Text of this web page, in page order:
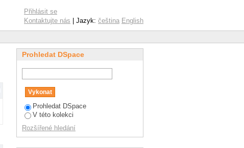
Přihlásit se
Kontaktujte nás | Jazyk: čeština English
Prohledat DSpace
Prohledat DSpace
V této kolekci
Rozšířené hledání